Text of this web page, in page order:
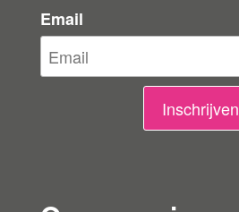
Email
Inschrijven